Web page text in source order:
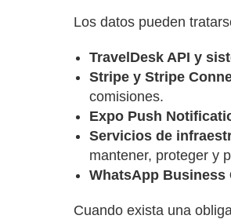
Los datos pueden
TravelDesk API y
Stripe y Stripe
comisiones.
Expo Push
Servicios de
mantener, proteger y
WhatsApp Business
Cuando exista una